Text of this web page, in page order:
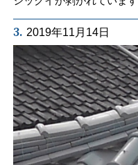
3. 2019年11月14日